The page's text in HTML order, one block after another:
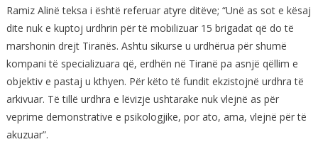
Ramiz Alinë teksa i është referuar atyre ditëve; “Unë as sot e kësaj
dite nuk e kuptoj urdhrin për të mobilizuar 15 brigadat që do të
marshonin drejt Tiranës. Ashtu sikurse u urdhërua për shumë
kompani të specializuara që, erdhën në Tiranë pa asnjë qëllim e
objektiv e pastaj u kthyen. Për këto të fundit ekzistojnë urdhra të
arkivuar. Të tillë urdhra e lëvizje ushtarake nuk vlejnë as për
veprime demonstrative e psikologjike, por ato, ama, vlejnë për të
akuzuar”.